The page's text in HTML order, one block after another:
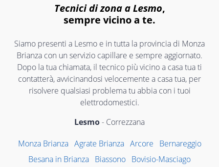
Tecnici di zona a Lesmo,
sempre vicino a te.
Siamo presenti a Lesmo e in tutta la provincia di Monza
Brianza con un servizio capillare e sempre aggiornato.
Dopo la tua chiamata, il tecnico più vicino a casa tua ti
contatterà, avvicinandosi velocemente a casa tua, per
risolvere qualsiasi problema tu abbia con i tuoi
elettrodomestici.
Lesmo- Correzzana
Monza Brianza Agrate Brianza Arcore
Bernareggio
Besana in Brianza Biassono Bovisio-Masciago